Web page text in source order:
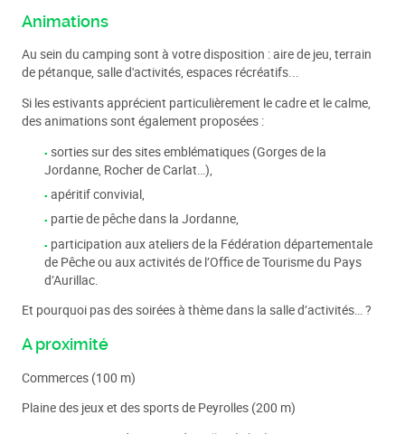
Animations
Au sein du camping sont à votre disposition : aire de jeu, terrain
de pétanque, salle d'activités, espaces récréatifs...
Si les estivants apprécient particulièrement le cadre et le calme,
des animations sont également proposées :
sorties sur des sites emblématiques (Gorges de la
Jordanne, Rocher de Carlat…),
apéritif convivial,
partie de pêche dans la Jordanne,
participation aux ateliers de la Fédération départementale
de Pêche ou aux activités de l’Office de Tourisme du Pays
d’Aurillac.
Et pourquoi pas des soirées à thème dans la salle d’activités… ?
A proximité
Commerces (100 m)
Plaine des jeux et des sports de Peyrolles (200 m)